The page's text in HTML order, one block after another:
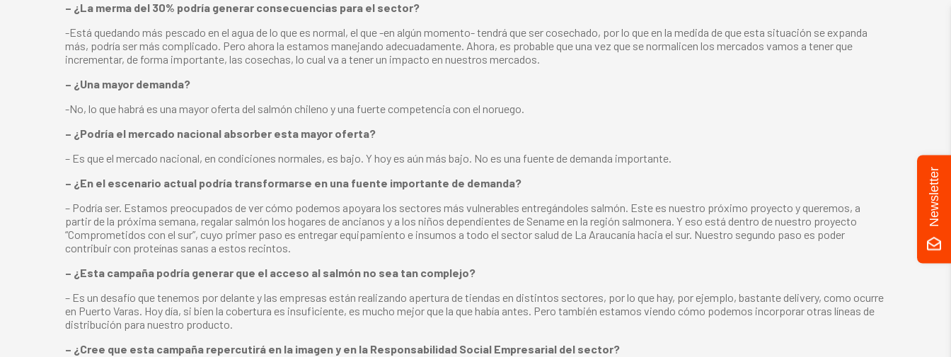
– ¿La merma del 30% podría generar consecuencias para el sector?
-Está quedando más pescado en el agua de lo que es normal, el que -en algún momento- tendrá que ser cosechado, por lo que en la medida de que esta situación se expanda
más, podría ser más complicado. Pero ahora la estamos manejando adecuadamente. Ahora, es probable que una vez que se normalicen los mercados vamos a tener que
incrementar, de forma importante, las cosechas, lo cual va a tener un impacto en nuestros mercados.
– ¿Una mayor demanda?
-No, lo que habrá es una mayor oferta del salmón chileno y una fuerte competencia con el noruego.
– ¿Podría el mercado nacional absorber esta mayor oferta?
– Es que el mercado nacional, en condiciones normales, es bajo. Y hoy es aún más bajo. No es una fuente de demanda importante.
– ¿En el escenario actual podría transformarse en una fuente importante de demanda?
– Podría ser. Estamos preocupados de ver cómo podemos apoyara los sectores más vulnerables entregándoles salmón. Este es nuestro próximo proyecto y queremos, a
partir de la próxima semana, regalar salmón los hogares de ancianos y a los niños dependientes de Sename en la región salmonera. Y eso está dentro de nuestro proyecto
“Comprometidos con el sur”, cuyo primer paso es entregar equipamiento e insumos a todo el sector salud de La Araucanía hacia el sur. Nuestro segundo paso es poder
contribuir con proteínas sanas a estos recintos.
– ¿Esta campaña podría generar que el acceso al salmón no sea tan complejo?
– Es un desafío que tenemos por delante y las empresas están realizando apertura de tiendas en distintos sectores, por lo que hay, por ejemplo, bastante delivery, como ocurre
en Puerto Varas. Hoy día, si bien la cobertura es insuficiente, es mucho mejor que la que había antes. Pero también estamos viendo cómo podemos incorporar otras líneas de
distribución para nuestro producto.
– ¿Cree que esta campaña repercutirá en la imagen y en la Responsabilidad Social Empresarial del sector?
Newsletter